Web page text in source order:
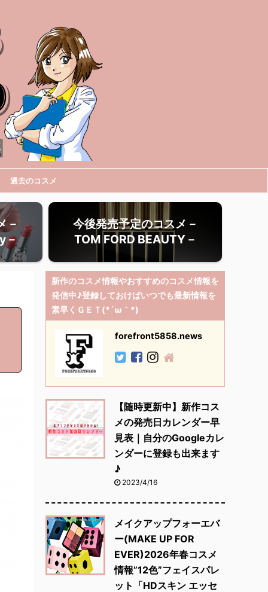
過去のコスメ
－
－
今後発売予定のコスメ－
TOM FORD BEAUTY－
新作のコスメ情報やおすすめのコスメ情報を
発信中♪登録しておけばいつでも最新情報を
素早くＧＥＴ(*´ω｀*)
forefront5858.news
【随時更新中】新作コス
メの発売日カレンダー早
見表｜自分のGoogleカレ
ンダーに登録も出来ます
♪
2023/4/16
メイクアップフォーエバ
ー(MAKE UP FOR
EVER)2026年春コスメ
情報”12色”フェイスパレ
ット「HDスキン エッセ